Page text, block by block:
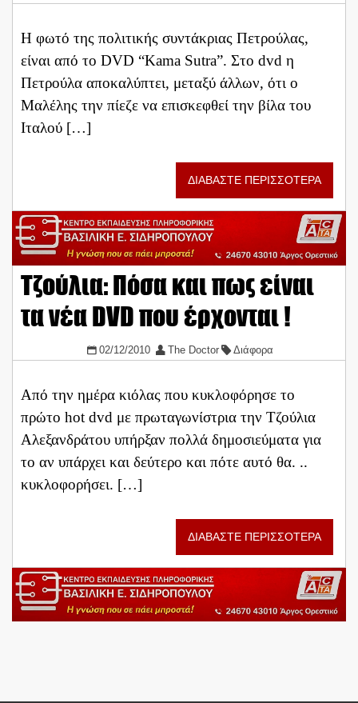
H φωτό της πολιτικής συντάκριας Πετρούλας,
είναι από το DVD “Kama Sutra”. Στο dvd η
Πετρούλα αποκαλύπτει, μεταξύ άλλων, ότι ο
Μαλέλης την πίεζε να επισκεφθεί την βίλα του
Ιταλού […]
ΔΙΑΒΑΣΤΕ ΠΕΡΙΣΣΟΤΕΡΑ
Τζούλια: Πόσα και πως είναι
τα νέα DVD που έρχονται !
02/12/2010 The Doctor Διάφορα
Από την ημέρα κιόλας που κυκλοφόρησε το
πρώτο hot dvd με πρωταγωνίστρια την Τζούλια
Αλεξανδράτου υπήρξαν πολλά δημοσιεύματα για
το αν υπάρχει και δεύτερο και πότε αυτό θα. ..
κυκλοφορήσει. […]
ΔΙΑΒΑΣΤΕ ΠΕΡΙΣΣΟΤΕΡΑ